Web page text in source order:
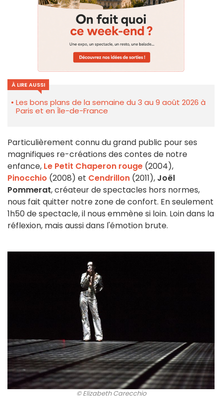
À LIRE AUSSI
Les bons plans de la semaine du 3 au 9 août 2026 à
Paris et en Île-de-France
Particulièrement connu du grand public pour ses
magnifiques re-créations des contes de notre
enfance, Le Petit Chaperon rouge (2004),
Pinocchio (2008) et Cendrillon (2011), Joël
Pommerat, créateur de spectacles hors normes,
nous fait quitter notre zone de confort. En seulement
1h50 de spectacle, il nous emmène si loin. Loin dans la
réflexion, mais aussi dans l'émotion brute.
© Elizabeth Carecchio